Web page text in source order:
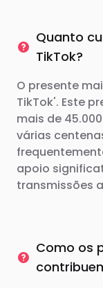
Quanto
TikTok?
O presente
TikTok'. Este
mais de
várias
apoio
transmissões
Como os